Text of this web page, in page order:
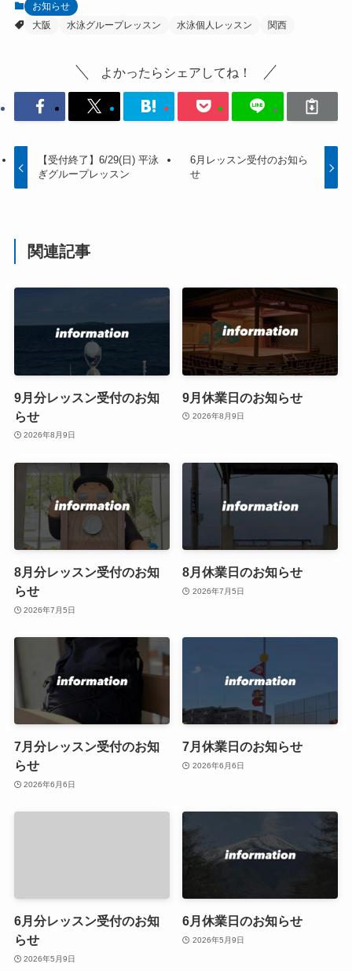
お知らせ
大阪
水泳グループレッスン 水泳個人レッスン 関西
よかったらシェアしてね！
【受付終了】6/29(日) 平泳
ぎグループレッスン
6月レッスン受付のお知ら
せ
関連記事
9月分レッスン受付のお知
らせ
2026年8月9日
9月休業日のお知らせ
2026年8月9日
8月分レッスン受付のお知
らせ
2026年7月5日
8月休業日のお知らせ
2026年7月5日
7月分レッスン受付のお知
らせ
2026年6月6日
7月休業日のお知らせ
2026年6月6日
6月分レッスン受付のお知
らせ
2026年5月9日
6月休業日のお知らせ
2026年5月9日